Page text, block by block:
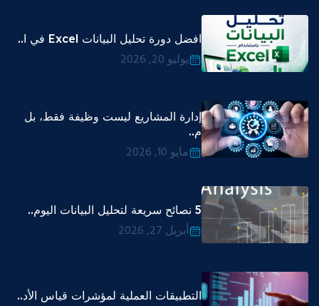
افضل دورة تحليل البيانات Excel في ا..
يوليو 20, 2026
إدارة المشاريع ليست وظيفة فقط، بل
م..
مايو 10, 2026
5 نصائح سريعة لتحليل البيانات اليوم..
أبريل 27, 2026
التطبيقات العملية لمؤشرات قياس الأد..